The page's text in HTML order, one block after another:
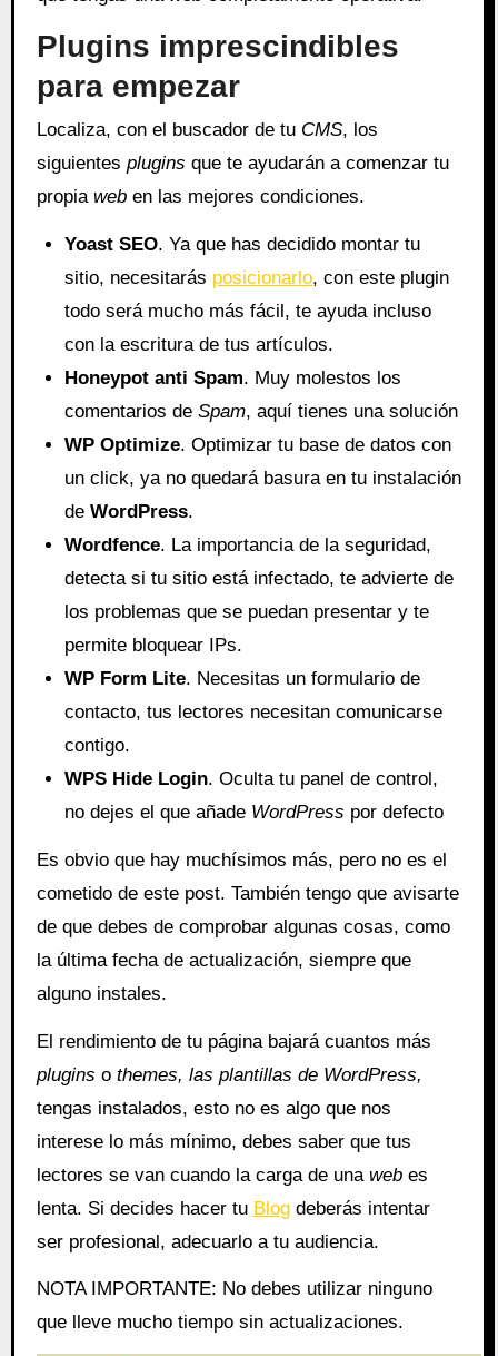
Plugins imprescindibles
para empezar
Localiza, con el buscador de tu CMS, los
siguientes plugins que te ayudarán a comenzar tu
propia weben las mejores condiciones.
Yoast SEO. Ya que has decidido montar tu
sitio, necesitarás posicionarlo, con este plugin
todo será mucho más fácil, te ayuda incluso
con la escritura de tus artículos.
Honeypot anti Spam. Muy molestos los
comentarios deSpam, aquí tienes una solución
WP Optimize. Optimizar tu base de datos con
un click, ya no quedará basura en tu instalación
deWordPress.
Wordfence. La importancia de la seguridad,
detecta si tu sitio está infectado, te advierte de
los problemas que se puedan presentar y te
permite bloquear IPs.
WP Form Lite. Necesitas un formulario de
contacto, tus lectores necesitan comunicarse
contigo.
WPS Hide Login. Oculta tu panel de control,
no dejes el que añade WordPress por defecto
Es obvio que hay muchísimos más, pero no es el
cometido de este post. También tengo que avisarte
de que debes de comprobar algunas cosas, como
la última fecha de actualización, siempre que
alguno instales.
El rendimiento de tu página bajará cuantos más
plugins o themes, las plantillas de WordPress,
tengas instalados, esto no es algo que nos
interese lo más mínimo, debes saber que tus
lectores se van cuando la carga de una webes
lenta. Si decides hacer tu Blogdeberás intentar
ser profesional, adecuarlo a tu audiencia.
NOTA IMPORTANTE: No debes utilizar ninguno
que lleve mucho tiempo sin actualizaciones.